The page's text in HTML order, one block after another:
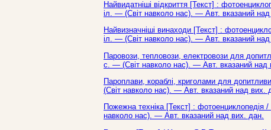
Найвидатніші відкриття [Текст] :
іл. — (Світ навколо нас). — Авт. вказаний
Найвизначніші винаходи [Текст] :
іл. — (Світ навколо нас). — Авт. вказаний
Паровози, тепловози, електровози для
с. — (Світ навколо нас). — Авт. вказаний над
Пароплави, кораблі, криголами для
(Світ навколо нас). — Авт. вказаний над вих.
Пожежна техніка [Текст] :
навколо нас). — Авт. вказаний над вих. дан.